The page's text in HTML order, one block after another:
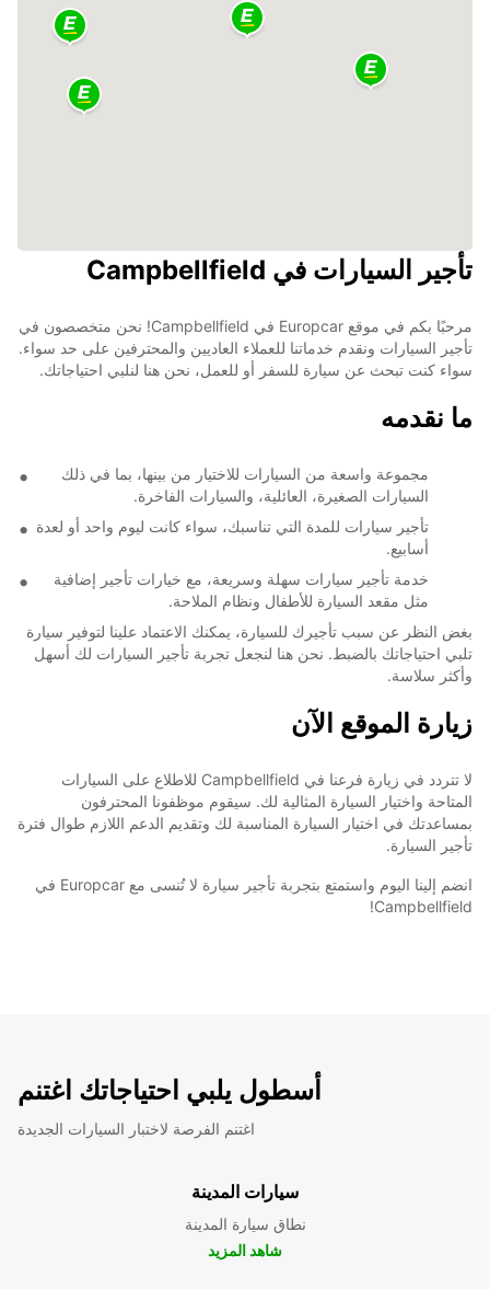
تأجير السيارات في Campbellfield
مرحبًا بكم في موقع Europcar في Campbellfield! نحن متخصصون في
تأجير السيارات ونقدم خدماتنا للعملاء العاديين والمحترفين على حد سواء.
سواء كنت تبحث عن سيارة للسفر أو للعمل، نحن هنا لنلبي احتياجاتك.
ما نقدمه
مجموعة واسعة من السيارات للاختيار من بينها، بما في ذلك
السيارات الصغيرة، العائلية، والسيارات الفاخرة.
تأجير سيارات للمدة التي تناسبك، سواء كانت ليوم واحد أو لعدة
أسابيع.
خدمة تأجير سيارات سهلة وسريعة، مع خيارات تأجير إضافية
مثل مقعد السيارة للأطفال ونظام الملاحة.
بغض النظر عن سبب تأجيرك للسيارة، يمكنك الاعتماد علينا لتوفير سيارة
تلبي احتياجاتك بالضبط. نحن هنا لنجعل تجربة تأجير السيارات لك أسهل
وأكثر سلاسة.
زيارة الموقع الآن
لا تتردد في زيارة فرعنا في Campbellfield للاطلاع على السيارات
المتاحة واختيار السيارة المثالية لك. سيقوم موظفونا المحترفون
بمساعدتك في اختيار السيارة المناسبة لك وتقديم الدعم اللازم طوال فترة
تأجير السيارة.
انضم إلينا اليوم واستمتع بتجربة تأجير سيارة لا تُنسى مع Europcar في
Campbellfield!
أسطول يلبي احتياجاتك اغتنم
اغتنم الفرصة لاختبار السيارات الجديدة
سيارات المدينة
نطاق سيارة المدينة
شاهد المزيد